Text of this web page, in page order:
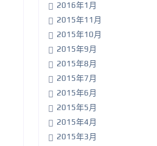
2016年1月
2015年11月
2015年10月
2015年9月
2015年8月
2015年7月
2015年6月
2015年5月
2015年4月
2015年3月